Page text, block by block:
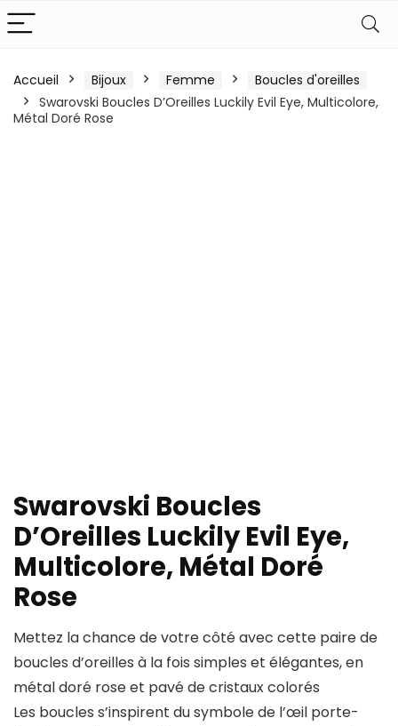
Accueil Bijoux Femme
Boucles d'oreilles
Swarovski Boucles D’Oreilles Luckily Evil Eye, Multicolore,
Métal Doré Rose
Swarovski Boucles
D’Oreilles Luckily Evil Eye,
Multicolore, Métal Doré
Rose
Mettez la chance de votre côté avec cette paire de
boucles d’oreilles à la fois simples et élégantes, en
métal doré rose et pavé de cristaux colorés
Les boucles s’inspirent du symbole de l’œil porte-